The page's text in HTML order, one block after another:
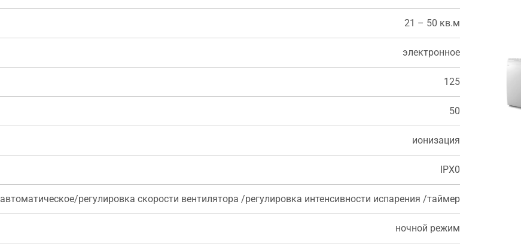
21 – 50 кв.м
электронное
125
50
ионизация
IPX0
автоматическое/регулировка скорости вентилятора /регулировка интенсивности испарения /таймер
ночной режим